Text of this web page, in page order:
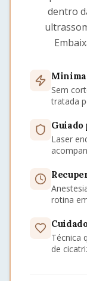
dentro
Sem
tratada
Guiado
Laser
rotina
Técnica
de